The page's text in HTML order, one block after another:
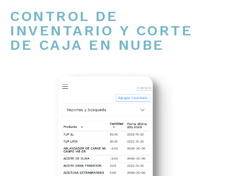
CONTROL DE
INVENTARIO Y CORTE
DE CAJA EN NUBE